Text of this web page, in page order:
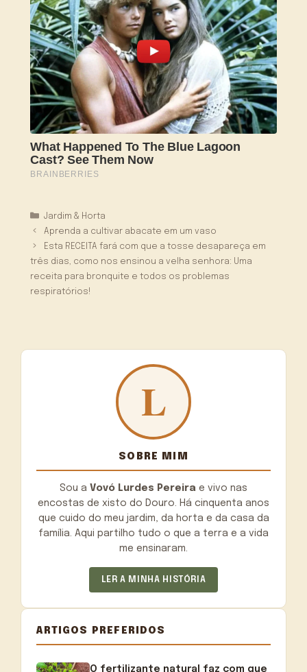
Categorias
Jardim & Horta
Aprenda a cultivar abacate em um vaso
Esta RECEITA fará com que a tosse desapareça em
três dias, como nos ensinou a velha senhora: Uma
receita para bronquite e todos os problemas
respiratórios!
SOBRE MIM
Sou a Vovó Lurdes Pereira e vivo nas
encostas de xisto do Douro. Há cinquenta anos
que cuido do meu jardim, da horta e da casa da
família. Aqui partilho tudo o que a terra e a vida
me ensinaram.
LER A MINHA HISTÓRIA
ARTIGOS PREFERIDOS
O fertilizante natural faz com que